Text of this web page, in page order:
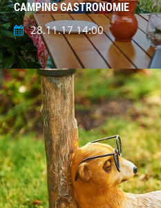
CAMPING GASTRONOMIE
28.11.17 14:00